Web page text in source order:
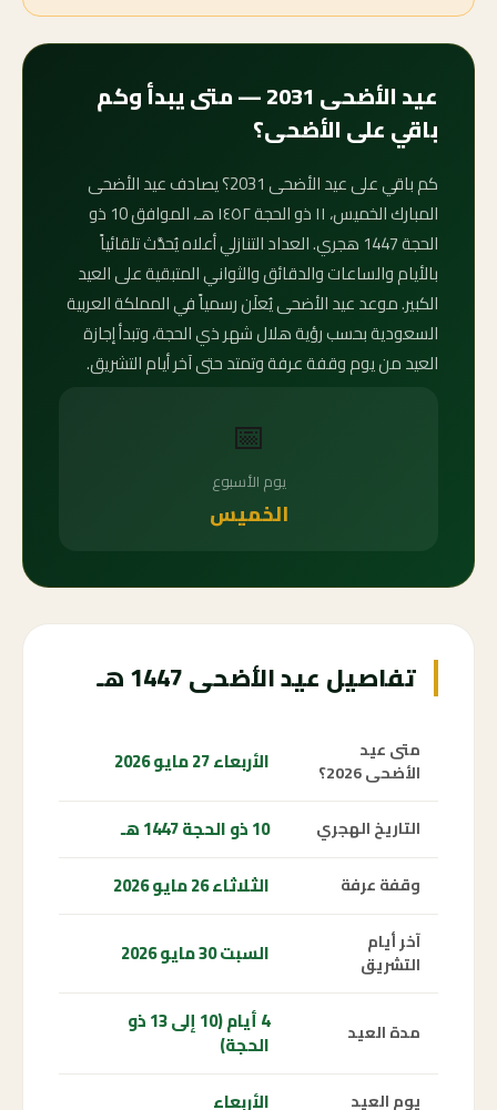
عيد الأضحى 2031 — متى يبدأ وكم
باقي على الأضحى؟
كم باقي على عيد الأضحى 2031؟ يصادف عيد الأضحى
المبارك الخميس، ١١ ذو الحجة ١٤٥٢ هـ، الموافق 10 ذو
الحجة 1447 هجري. العداد التنازلي أعلاه يُحدَّث تلقائياً
بالأيام والساعات والدقائق والثواني المتبقية على العيد
الكبير. موعد عيد الأضحى يُعلَن رسمياً في المملكة العربية
السعودية بحسب رؤية هلال شهر ذي الحجة، وتبدأ إجازة
العيد من يوم وقفة عرفة وتمتد حتى آخر أيام التشريق.
📅
يوم الأسبوع
الخميس
تفاصيل عيد الأضحى 1447 هـ
متى عيد
الأضحى 2026؟
الأربعاء 27 مايو 2026
التاريخ الهجري 10 ذو الحجة 1447 هـ
وقفة عرفة الثلاثاء 26 مايو 2026
آخر أيام
التشريق
السبت 30 مايو 2026
مدة العيد 4 أيام (10 إلى 13 ذو
الحجة)
يوم العيد الأربعاء